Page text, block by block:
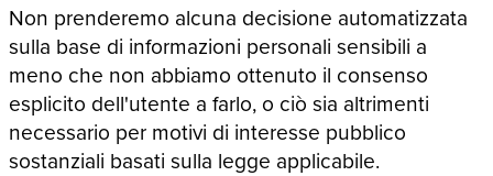
Non prenderemo alcuna decisione automatizzata
sulla base di informazioni personali sensibili a
meno che non abbiamo ottenuto il consenso
esplicito dell'utente a farlo, o ciò sia altrimenti
necessario per motivi di interesse pubblico
sostanziali basati sulla legge applicabile.